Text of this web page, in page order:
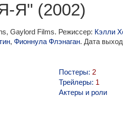
Я" (2002)
Gaylord Films. Режиссер: Кэлли
, Фионнула Флэнаган. Дата
Постеры: 2
Трейлеры: 1
Актеры и роли